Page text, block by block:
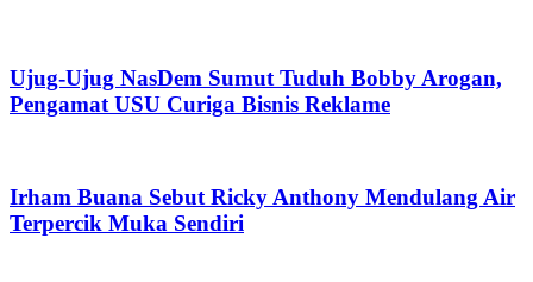
Ujug-Ujug NasDem Sumut Tuduh Bobby Arogan,
Pengamat USU Curiga Bisnis Reklame
Irham Buana Sebut Ricky Anthony Mendulang Air
Terpercik Muka Sendiri